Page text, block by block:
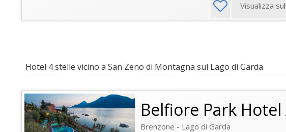
Visualizza
Hotel 4 stelle vicino a San Zeno di Montagna sul Lago di Garda
Belfiore Park
Brenzone - Lago di Garda